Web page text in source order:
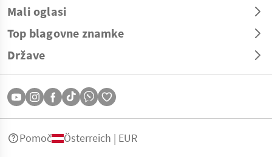
Mali oglasi
Top blagovne znamke
Države
Pomoč Österreich | EUR